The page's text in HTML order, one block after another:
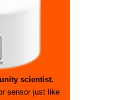
scientist.
sensor just like